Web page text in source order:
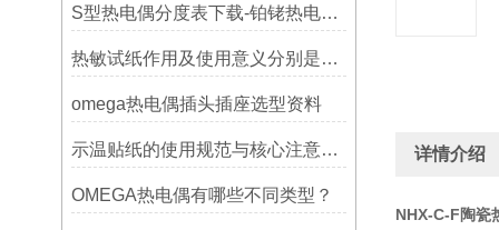
S型热电偶分度表下载-铂铑热电偶分度表
热敏试纸作用及使用意义分别是什么？
omega热电偶插头插座选型资料
示温贴纸的使用规范与核心注意事项解读
OMEGA热电偶有哪些不同类型？
详情介绍
NHX-C-F陶瓷